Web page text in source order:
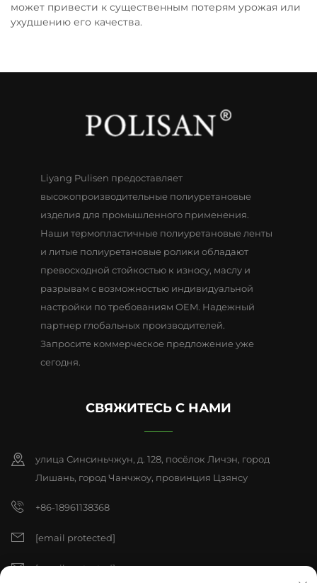
может привести к существенным потерям урожая или
ухудшению его качества.
Liyang Pulisen предоставляет
высокопроизводительные полиуретановые
изделия для промышленного применения.
Наши термопластичные полиуретановые ленты
и литые полиуретановые ролики обладают
превосходной стойкостью к износу, маслу и
разрывам с возможностью индивидуальной
настройки по требованиям OEM. Надежный
партнер глобальных производителей.
Запросите коммерческое предложение уже
сегодня.
СВЯЖИТЕСЬ С НАМИ
улица Синсиньчжун, д. 128, посёлок Личэн, город
Лишань, город Чанчжоу, провинция Цзянсу
+86-18961138368
[email protected]
[email protected]